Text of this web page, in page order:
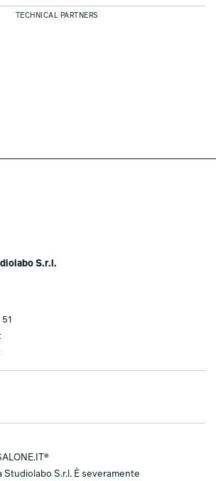
TECHNICAL PARTNERS
S.r.l.
S.r.l. È severamente